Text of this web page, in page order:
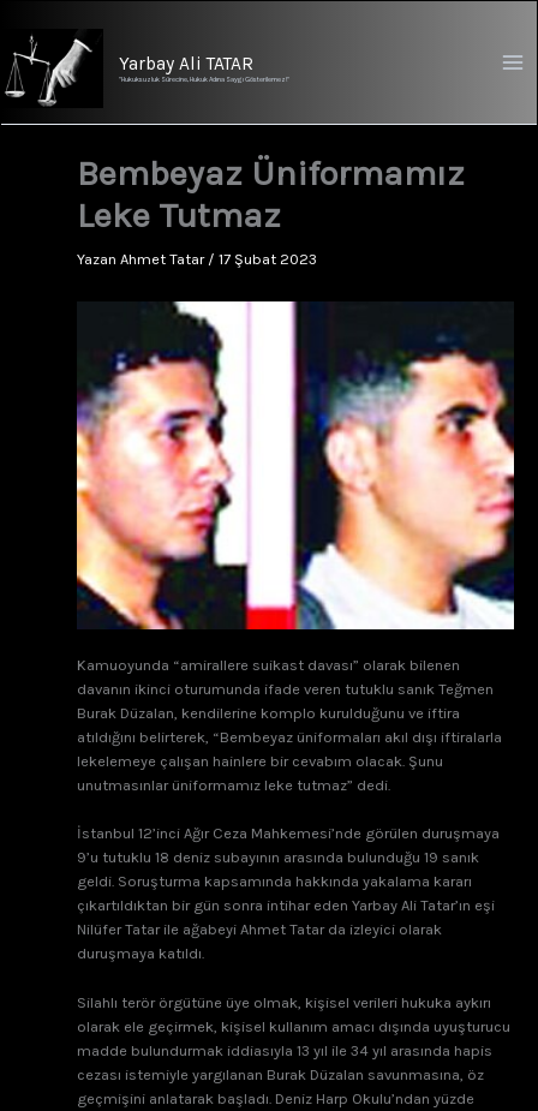
Yarbay Ali TATAR
"Hukuksuzluk Sürecine, Hukuk Adına Saygı Gösterilemez!"
Bembeyaz Üniformamız
Leke Tutmaz
Yazan Ahmet Tatar / 17 Şubat 2023
Kamuoyunda “amirallere suikast davası” olarak bilenen
davanın ikinci oturumunda ifade veren tutuklu sanık Teğmen
Burak Düzalan, kendilerine komplo kurulduğunu ve iftira
atıldığını belirterek, “Bembeyaz üniformaları akıl dışı iftiralarla
lekelemeye çalışan hainlere bir cevabım olacak. Şunu
unutmasınlar üniformamız leke tutmaz” dedi.
İstanbul 12’inci Ağır Ceza Mahkemesi’nde görülen duruşmaya
9’u tutuklu 18 deniz subayının arasında bulunduğu 19 sanık
geldi. Soruşturma kapsamında hakkında yakalama kararı
çıkartıldıktan bir gün sonra intihar eden Yarbay Ali Tatar’ın eşi
Nilüfer Tatar ile ağabeyi Ahmet Tatar da izleyici olarak
duruşmaya katıldı.
Silahlı terör örgütüne üye olmak, kişisel verileri hukuka aykırı
olarak ele geçirmek, kişisel kullanım amacı dışında uyuşturucu
madde bulundurmak iddiasıyla 13 yıl ile 34 yıl arasında hapis
cezası istemiyle yargılanan Burak Düzalan savunmasına, öz
geçmişini anlatarak başladı. Deniz Harp Okulu’ndan yüzde